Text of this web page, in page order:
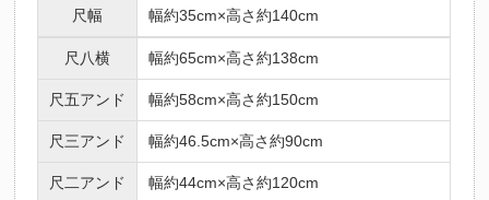
尺幅 幅約35cm×高さ約140cm
尺八横 幅約65cm×高さ約138cm
尺五アンド 幅約58cm×高さ約150cm
尺三アンド 幅約46.5cm×高さ約90cm
尺二アンド 幅約44cm×高さ約120cm